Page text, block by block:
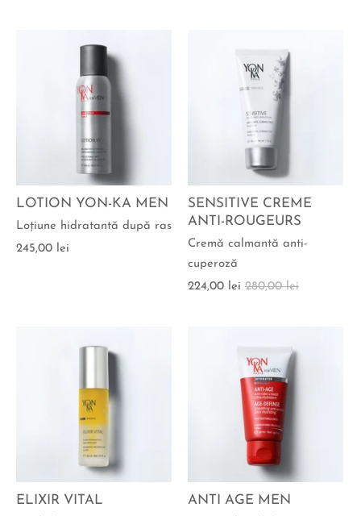
LOTION YON-KA MEN
Loţiune hidratantă după ras
245,00 lei
SENSITIVE CREME
ANTI-ROUGEURS
Cremă calmantă anti-
cuperoză
224,00 lei 280,00 lei
ELIXIR VITAL ANTI AGE MEN